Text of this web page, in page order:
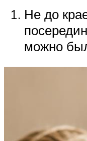
Не до
можно